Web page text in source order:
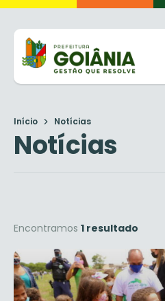
Início Notícias
Notícias
Encontramos 1 resultado